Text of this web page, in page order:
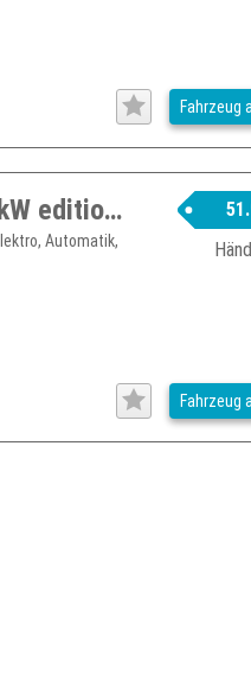
Fahrzeug
AUDI Q4 e-tron 45 e-tron qua 210kW edition S-Line AHK Matrix
Automatik,
Fahrzeug